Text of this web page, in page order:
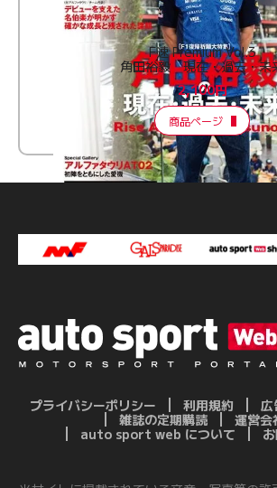
F速 Premium Vol.3
角田裕毅 現在・過去・未
2,100円
商品ページ
プライバシーポリシー 利用規約
広
雑誌の定期購読
運営会
auto sport web について